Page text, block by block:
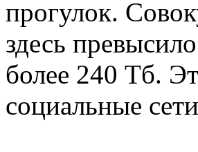
прогулок.
здесь
более 240 Тб.
социальные